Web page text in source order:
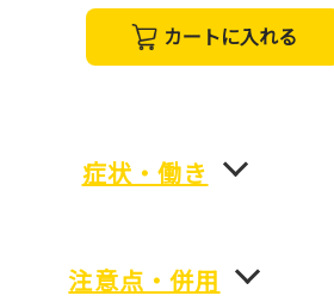
カートに入れる
症状・働き
注意点・併用